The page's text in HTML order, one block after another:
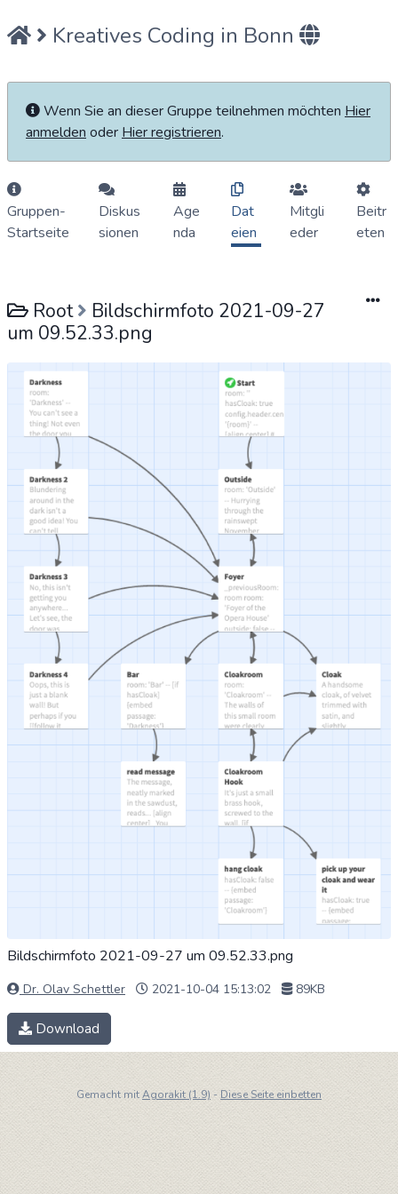
Kreatives Coding in Bonn
Wenn Sie an dieser Gruppe teilnehmen möchten Hier
anmelden oder Hier registrieren.
Gruppen-
Startseite
Diskus
sionen
Age
nda
Dat
eien
Mitgli
eder
Beitr
eten
Root
Bildschirmfoto 2021-09-27
um 09.52.33.png
Bildschirmfoto 2021-09-27 um 09.52.33.png
Dr. Olav Schettler 2021-10-04 15:13:02 89KB
Download
Gemacht mitAgorakit (1.9) - Diese Seite einbetten